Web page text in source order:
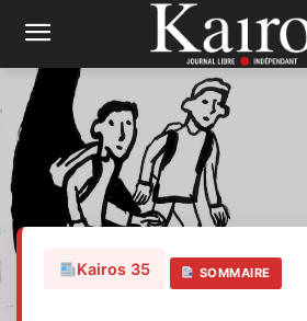
Kairos 35 SOMMAIRE